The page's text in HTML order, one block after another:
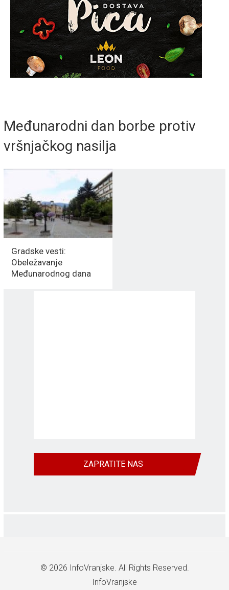
Međunarodni dan borbe protiv
vršnjačkog nasilja
Gradske vesti:
Obeležavanje
Međunarodnog dana
ZAPRATITE NAS
© 2026 InfoVranjske. All Rights Reserved.
InfoVranjske